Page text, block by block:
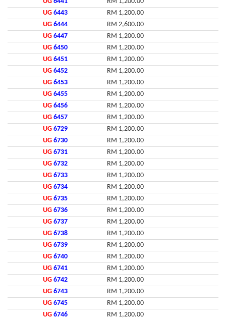
UG 6443
RM 1,200.00
UG 6444
RM 2,600.00
UG 6447
RM 1,200.00
UG 6450
RM 1,200.00
UG 6451
RM 1,200.00
UG 6452
RM 1,200.00
UG 6453
RM 1,200.00
UG 6455
RM 1,200.00
UG 6456
RM 1,200.00
UG 6457
RM 1,200.00
UG 6729
RM 1,200.00
UG 6730
RM 1,200.00
UG 6731
RM 1,200.00
UG 6732
RM 1,200.00
UG 6733
RM 1,200.00
UG 6734
RM 1,200.00
UG 6735
RM 1,200.00
UG 6736
RM 1,200.00
UG 6737
RM 1,200.00
UG 6738
RM 1,200.00
UG 6739
RM 1,200.00
UG 6740
RM 1,200.00
UG 6741
RM 1,200.00
UG 6742
RM 1,200.00
UG 6743
RM 1,200.00
UG 6745
RM 1,200.00
UG 6746
RM 1,200.00